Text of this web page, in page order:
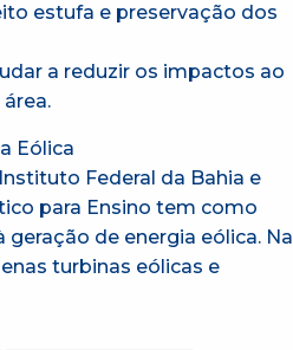
estufa e preservação dos
a reduzir os impactos ao
Federal da Bahia e
para Ensino tem como
de energia eólica. Na
turbinas eólicas e